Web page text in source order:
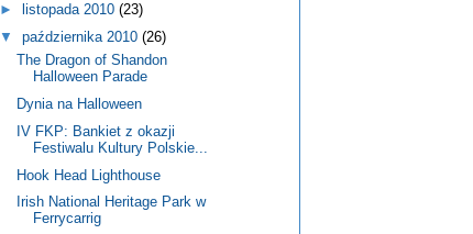
►
listopada 2010 (23)
▼ października 2010 (26)
The Dragon of Shandon
Halloween Parade
Dynia na Halloween
IV FKP: Bankiet z okazji
Festiwalu Kultury Polskie...
Hook Head Lighthouse
Irish National Heritage Park w
Ferrycarrig